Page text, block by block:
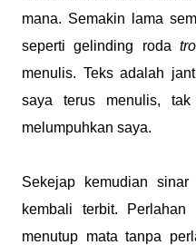
mana. Semakin lama
seperti gelinding roda
menulis. Teks adalah
saya terus menulis,
melumpuhkan saya.
Sekejap kemudian sinar
kembali terbit.
menutup mata tanpa